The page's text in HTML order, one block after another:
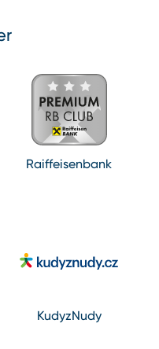
Raiffeisenbank
KudyzNudy